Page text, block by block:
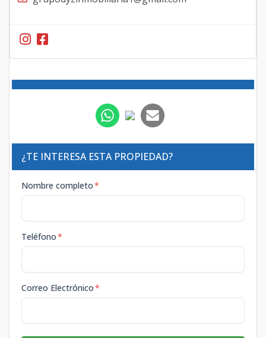
¿TE INTERESA ESTA PROPIEDAD?
Nombre completo*
Teléfono*
Correo Electrónico*